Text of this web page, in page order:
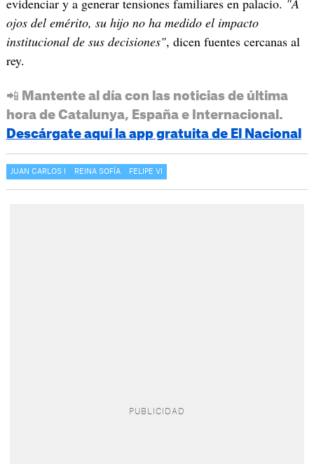
evidenciar y a generar tensiones familiares en palacio. "A
ojos del emérito, su hijo no ha medido el impacto
institucional de sus decisiones", dicen fuentes cercanas al
rey.
📲 Mantente al día con las noticias de última
hora de Catalunya, España e Internacional.
Descárgate aquí la app gratuita de El Nacional
JUAN CARLOS I REINA SOFÍA FELIPE VI